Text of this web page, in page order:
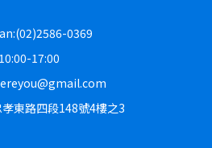
0369
17:00
東路四段148號4樓之3